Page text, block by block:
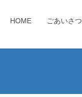
HOME ごあいさつ